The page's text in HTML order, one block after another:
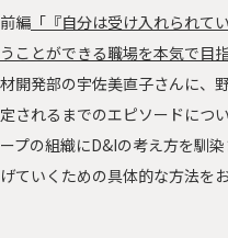
森を、つなぐ 東京プロジェ
資源を、つなぐ！オフィス
前編 「『自分は受け入れられ
うことができる職場を本気で目指
材開発部の宇佐美直子さんに、
定されるまでのエピソードにつ
ープの組織にD&Iの考え方を馴
げていくための具体的な方法を